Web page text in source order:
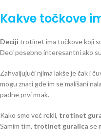
Kakve točkove
Deciji trotinet ima točkove koji
Deci posebno interesantni ako
Zahvaljujući njima lakše je čak i
mogu znati gde im se mališani
padne prvi mrak.
Kako smo već rekli, trotinet
Samim tim, trotinet guralica se